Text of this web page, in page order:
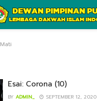
Mati
Esai: Corona (10)
BY ADMIN_ SEPTEMBER 12, 2020